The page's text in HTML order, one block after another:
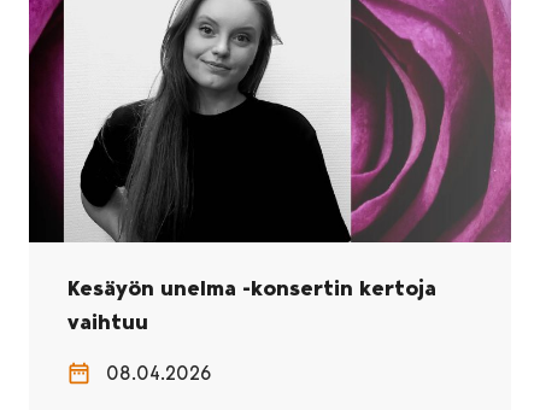
Kesäyön unelma -konsertin kertoja
vaihtuu
08.04.2026